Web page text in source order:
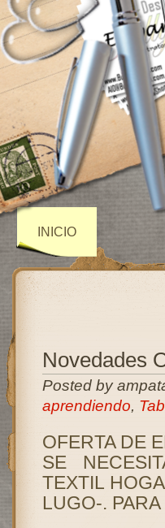
INICIO
Novedades
Posted by
aprendiendo,
OFERTA DE
SE
TEXTIL
LUGO-.